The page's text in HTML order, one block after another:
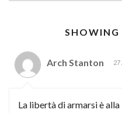
SHOWING
Arch Stanton 27
La libertà di armarsi è